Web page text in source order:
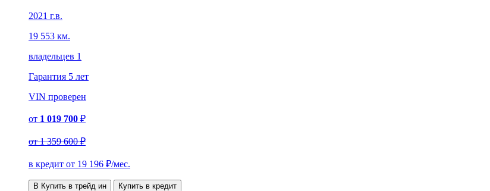
2021 г.в.
19 553 км.
владельцев 1
Гарантия 5 лет
VIN проверен
от 1 019 700 ₽
от1 359 600 ₽
в кредит от 19 196 ₽/мес.
В Купить в трейд ин Купить в кредит